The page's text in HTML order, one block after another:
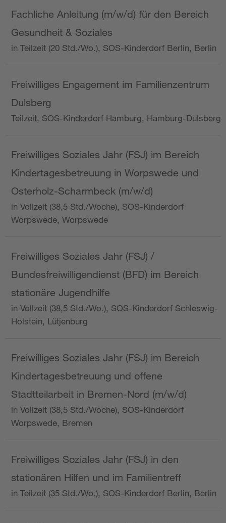
Fachliche Anleitung (m/w/d) für den Bereich
Gesundheit & Soziales
in Teilzeit (20 Std./Wo.), SOS-Kinderdorf Berlin, Berlin
Freiwilliges Engagement im Familienzentrum
Dulsberg
Teilzeit, SOS-Kinderdorf Hamburg, Hamburg-Dulsberg
Freiwilliges Soziales Jahr (FSJ) im Bereich
Kindertagesbetreuung in Worpswede und
Osterholz-Scharmbeck (m/w/d)
in Vollzeit (38,5 Std./Woche), SOS-Kinderdorf
Worpswede, Worpswede
Freiwilliges Soziales Jahr (FSJ) /
Bundesfreiwilligendienst (BFD) im Bereich
stationäre Jugendhilfe
in Vollzeit (38,5 Std./Wo.), SOS-Kinderdorf Schleswig-
Holstein, Lütjenburg
Freiwilliges Soziales Jahr (FSJ) im Bereich
Kindertagesbetreuung und offene
Stadtteilarbeit in Bremen-Nord (m/w/d)
in Vollzeit (38,5 Std./Woche), SOS-Kinderdorf
Worpswede, Bremen
Freiwilliges Soziales Jahr (FSJ) in den
stationären Hilfen und im Familientreff
in Teilzeit (35 Std./Wo.), SOS-Kinderdorf Berlin, Berlin